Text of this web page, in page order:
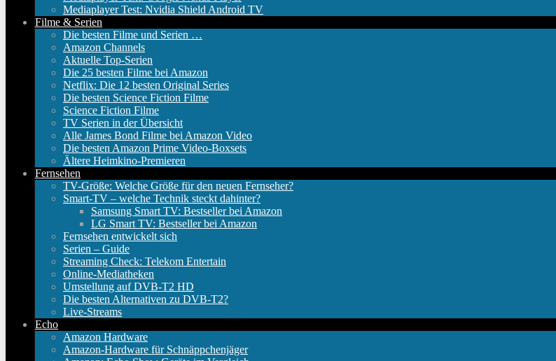
Mediaplayer Test: Nvidia Shield Android TV
Filme & Serien
Die besten Filme und Serien …
Amazon Channels
Aktuelle Top-Serien
Die 25 besten Filme bei Amazon
Netflix: Die 12 besten Original Series
Die besten Science Fiction Filme
Science Fiction Filme
TV Serien in der Übersicht
Alle James Bond Filme bei Amazon Video
Die besten Amazon Prime Video-Boxsets
Ältere Heimkino-Premieren
Fernsehen
TV-Größe: Welche Größe für den neuen Fernseher?
Smart-TV – welche Technik steckt dahinter?
Samsung Smart TV: Bestseller bei Amazon
LG Smart TV: Bestseller bei Amazon
Fernsehen entwickelt sich
Serien – Guide
Streaming Check: Telekom Entertain
Online-Mediatheken
Umstellung auf DVB-T2 HD
Die besten Alternativen zu DVB-T2?
Live-Streams
Echo
Amazon Hardware
Amazon-Hardware für Schnäppchenjäger